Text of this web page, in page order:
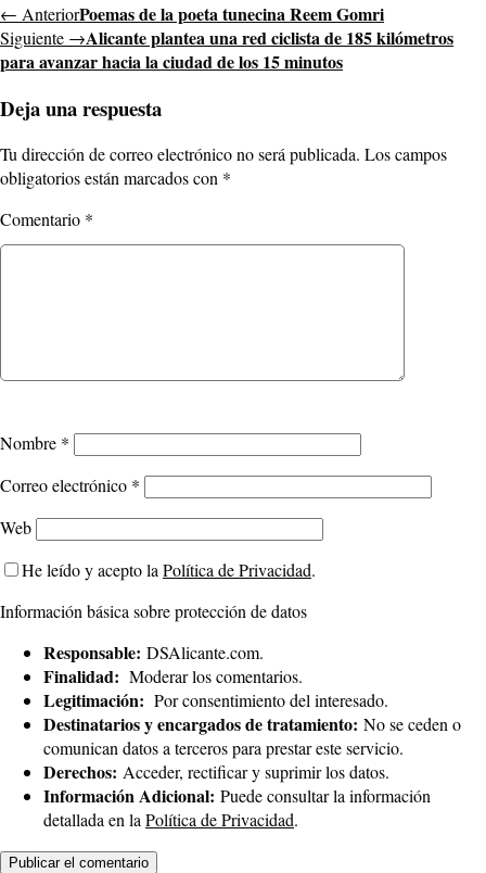
← AnteriorPoemas de la poeta tunecina Reem Gomri
Siguiente →Alicante plantea una red ciclista de 185 kilómetros
para avanzar hacia la ciudad de los 15 minutos
Deja una respuesta
Tu dirección de correo electrónico no será publicada. Los campos
obligatorios están marcados con *
Comentario *
Nombre *
Correo electrónico *
Web
He leído y acepto laPolítica de Privacidad.
Información básica sobre protección de datos
Responsable: DSAlicante.com.
Finalidad: Moderar los comentarios.
Legitimación: Por consentimiento del interesado.
Destinatarios y encargados de tratamiento: No se ceden o
comunican datos a terceros para prestar este servicio.
Derechos: Acceder, rectificar y suprimir los datos.
Información Adicional: Puede consultar la información
detallada en laPolítica de Privacidad.